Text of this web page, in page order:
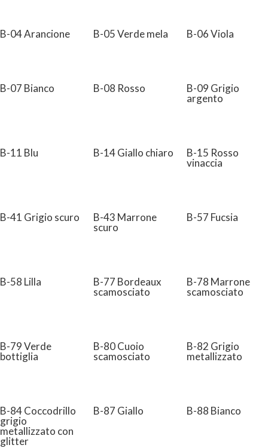
B-04 Arancione B-05 Verde mela B-06 Viola
B-07 Bianco B-08 Rosso
B-09 Grigio
argento
B-11 Blu B-14 Giallo chiaro
B-15 Rosso
vinaccia
B-41 Grigio scuro
B-43 Marrone
scuro
B-57 Fucsia
B-58 Lilla
B-77 Bordeaux
scamosciato
B-78 Marrone
scamosciato
B-79 Verde
bottiglia
B-80 Cuoio
scamosciato
B-82 Grigio
metallizzato
B-84 Coccodrillo
grigio
metallizzato con
glitter
B-87 Giallo B-88 Bianco